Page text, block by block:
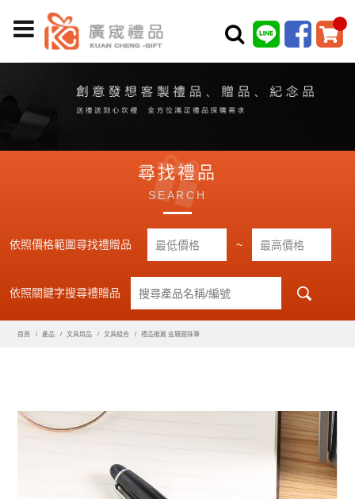
尋找禮品
SEARCH
依照價格範圍尋找禮贈品 ~
依照關鍵字搜尋禮贈品
首頁 產品 文具用品 文具組合 禮品推薦 金屬圓珠筆